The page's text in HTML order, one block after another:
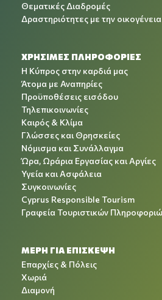
Θεματικές Διαδρομές
Δραστηριότητες με την οικογένεια
ΧΡΉΣΙΜΕΣ ΠΛΗΡΟΦΟΡΊΕΣ
Η Κύπρος στην καρδιά μας
Άτομα με Αναπηρίες
Προϋποθέσεις εισόδου
Τηλεπικοινωνίες
Καιρός & Κλίμα
Γλώσσες και Θρησκείες
Νόμισμα και Συνάλλαγμα
Ώρα, Ωράρια Εργασίας και Αργίες
Υγεία και Ασφάλεια
Συγκοινωνίες
Cyprus Responsible Tourism
Γραφεία Τουριστικών
ΜΕΡΗ ΓΙΑ ΕΠΙΣΚΕΨΗ
Επαρχίες & Πόλεις
Χωριά
Διαμονή